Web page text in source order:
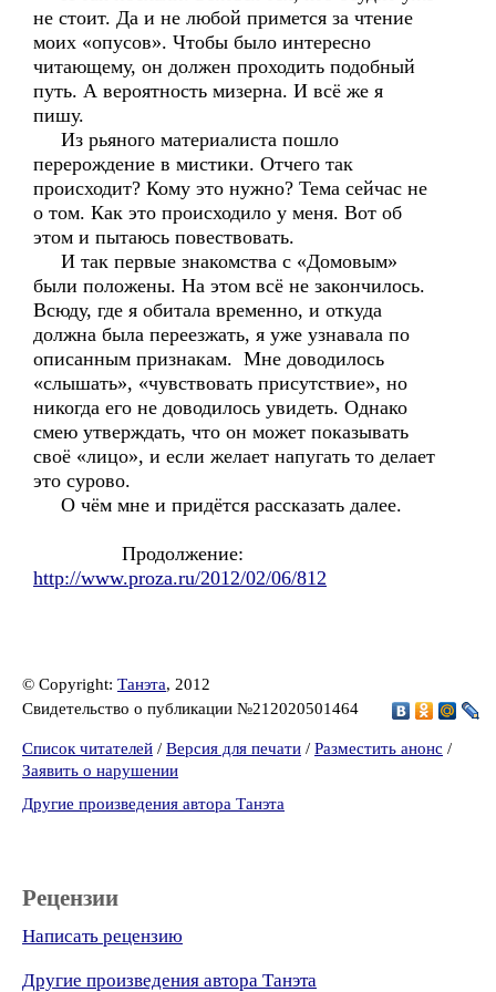
не стоит. Да и не любой примется за чтение
моих «опусов». Чтобы было интересно
читающему, он должен проходить подобный
путь. А вероятность мизерна. И всё же я
пишу.
Из рьяного материалиста пошло
перерождение в мистики. Отчего так
происходит? Кому это нужно? Тема сейчас не
о том. Как это происходило у меня. Вот об
этом и пытаюсь повествовать.
И так первые знакомства с «Домовым»
были положены. На этом всё не закончилось.
Всюду, где я обитала временно, и откуда
должна была переезжать, я уже узнавала по
описанным признакам. Мне доводилось
«слышать», «чувствовать присутствие», но
никогда его не доводилось увидеть. Однако
смею утверждать, что он может показывать
своё «лицо», и если желает напугать то делает
это сурово.
О чём мне и придётся рассказать далее.
Продолжение:
http://www.proza.ru/2012/02/06/812
© Copyright: Танэта, 2012
Свидетельство о публикации №212020501464
Список читателей / Версия для печати / Разместить анонс /
Заявить о нарушении
Другие произведения автора Танэта
Рецензии
Написать рецензию
Другие произведения автора Танэта